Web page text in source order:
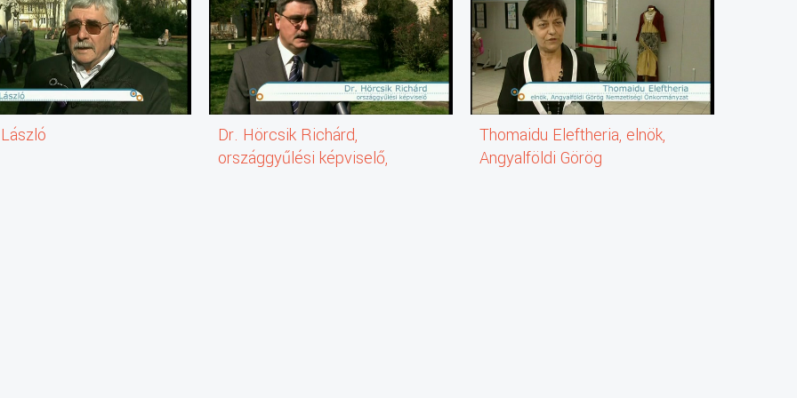
Dr. Hörcsik Richárd,
országgyűlési képviselő,
Thomaidu Eleftheria, elnök,
Angyalföldi Görög